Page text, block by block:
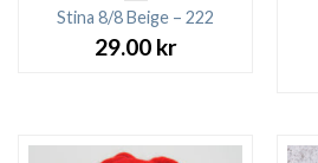
Stina 8/8 Beige – 222
29.00 kr